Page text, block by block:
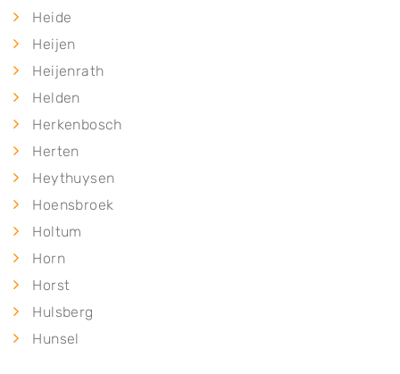
Heide
Heijen
Heijenrath
Helden
Herkenbosch
Herten
Heythuysen
Hoensbroek
Holtum
Horn
Horst
Hulsberg
Hunsel